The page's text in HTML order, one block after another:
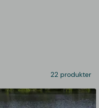
22 produkter